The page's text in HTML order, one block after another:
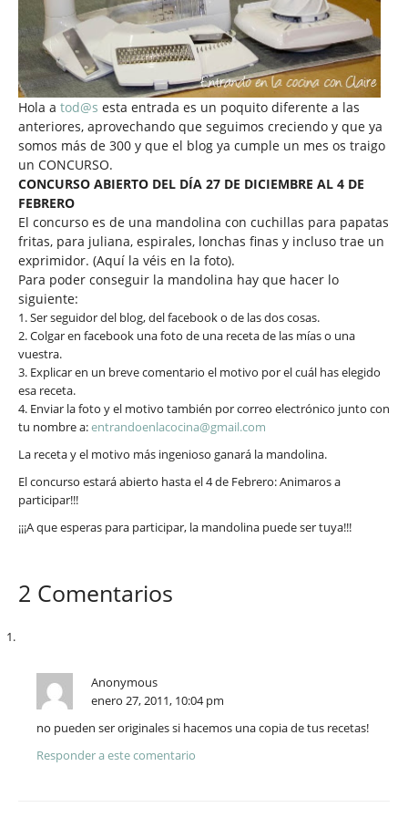
Hola a tod@s esta entrada es un poquito diferente a las
anteriores, aprovechando que seguimos creciendo y que ya
somos más de 300 y que el blog ya cumple un mes os traigo
un CONCURSO.
CONCURSO ABIERTO DEL DÍA 27 DE DICIEMBRE AL 4 DE
FEBRERO
El concurso es de una mandolina con cuchillas para papatas
fritas, para juliana, espirales, lonchas finas y incluso trae un
exprimidor. (Aquí la véis en la foto).
Para poder conseguir la mandolina hay que hacer lo
siguiente:
1. Ser seguidor del blog, del facebook o de las dos cosas.
2. Colgar en facebook una foto de una receta de las mías o una
vuestra.
3. Explicar en un breve comentario el motivo por el cuál has elegido
esa receta.
4. Enviar la foto y el motivo también por correo electrónico junto con
tu nombre a:entrandoenlacocina@gmail.com
La receta y el motivo más ingenioso ganará la mandolina.
El concurso estará abierto hasta el 4 de Febrero: Animaros a
participar!!!
¡¡¡A que esperas para participar, la mandolina puede ser tuya!!!
2 Comentarios
Anonymous
enero 27, 2011, 10:04 pm
no pueden ser originales si hacemos una copia de tus recetas!
Responder a este comentario